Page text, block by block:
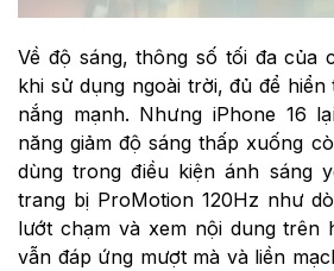
Về độ sáng, thông số tối đa của
khi sử dụng ngoài trời, đủ để
nắng mạnh. Nhưng iPhone 16
năng giảm độ sáng thấp xuống
dùng trong điều kiện ánh sáng
trang bị ProMotion 120Hz như
lướt chạm và xem nội dung trên
vẫn đáp ứng mượt mà và liền